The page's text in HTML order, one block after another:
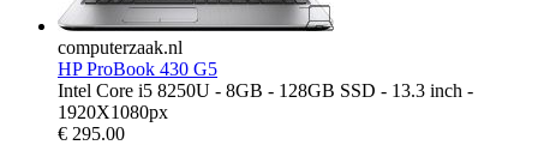
computerzaak.nl
HP ProBook 430 G5
Intel Core i5 8250U - 8GB - 128GB SSD - 13.3 inch -
1920X1080px
€ 295.00